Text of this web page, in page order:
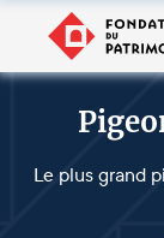
Le plus grand